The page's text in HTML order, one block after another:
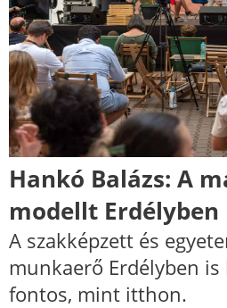
Hankó Balázs: A
modellt
A szakképzett és
munkaerő Erdélyben
fontos, mint itthon.